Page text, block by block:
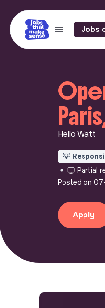
Jobs
Hello Watt
💡
Partial
Posted on
Apply